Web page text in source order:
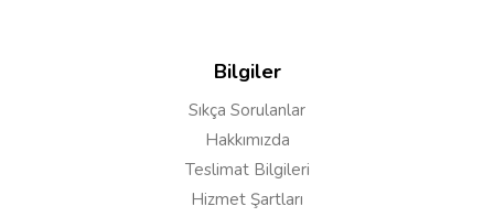
Yorumu Gönder
Bilgiler
Sıkça Sorulanlar
Hakkımızda
Teslimat Bilgileri
Hizmet Şartları